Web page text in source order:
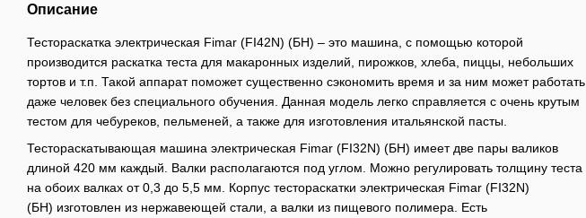
Описание
Тестораскатка электрическая Fimar (FI42N) (БН) – это машина, с помощью которой
производится раскатка теста для макаронных изделий, пирожков, хлеба, пиццы, небольших
тортов и т.п. Такой аппарат поможет существенно сэкономить время и за ним может работать
даже человек без специального обучения. Данная модель легко справляется с очень крутым
тестом для чебуреков, пельменей, а также для изготовления итальянской пасты.
Тестораскатывающая машина электрическая Fimar (FI32N) (БН) имеет две пары валиков
длиной 420 мм каждый. Валки располагаются под углом. Можно регулировать толщину теста
на обоих валках от 0,3 до 5,5 мм. Корпус тестораскатки электрическая Fimar (FI32N)
(БН) изготовлен из нержавеющей стали, а валки из пищевого полимера. Есть